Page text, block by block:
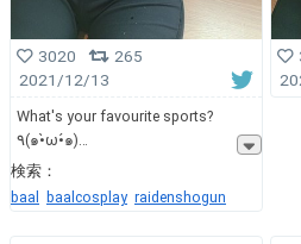
3020
265
2021/12/13
What's your favourite sports?
٩(๑•̀ω•́๑)
検索：
baal
baalcosplay raidenshogun